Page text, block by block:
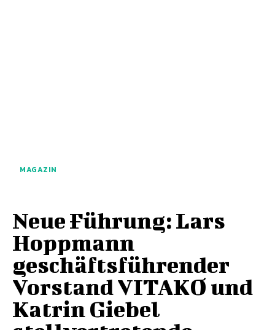
MAGAZIN
Neue Führung: Lars
Hoppmann
geschäftsführender
Vorstand VITAKO und
Katrin Giebel